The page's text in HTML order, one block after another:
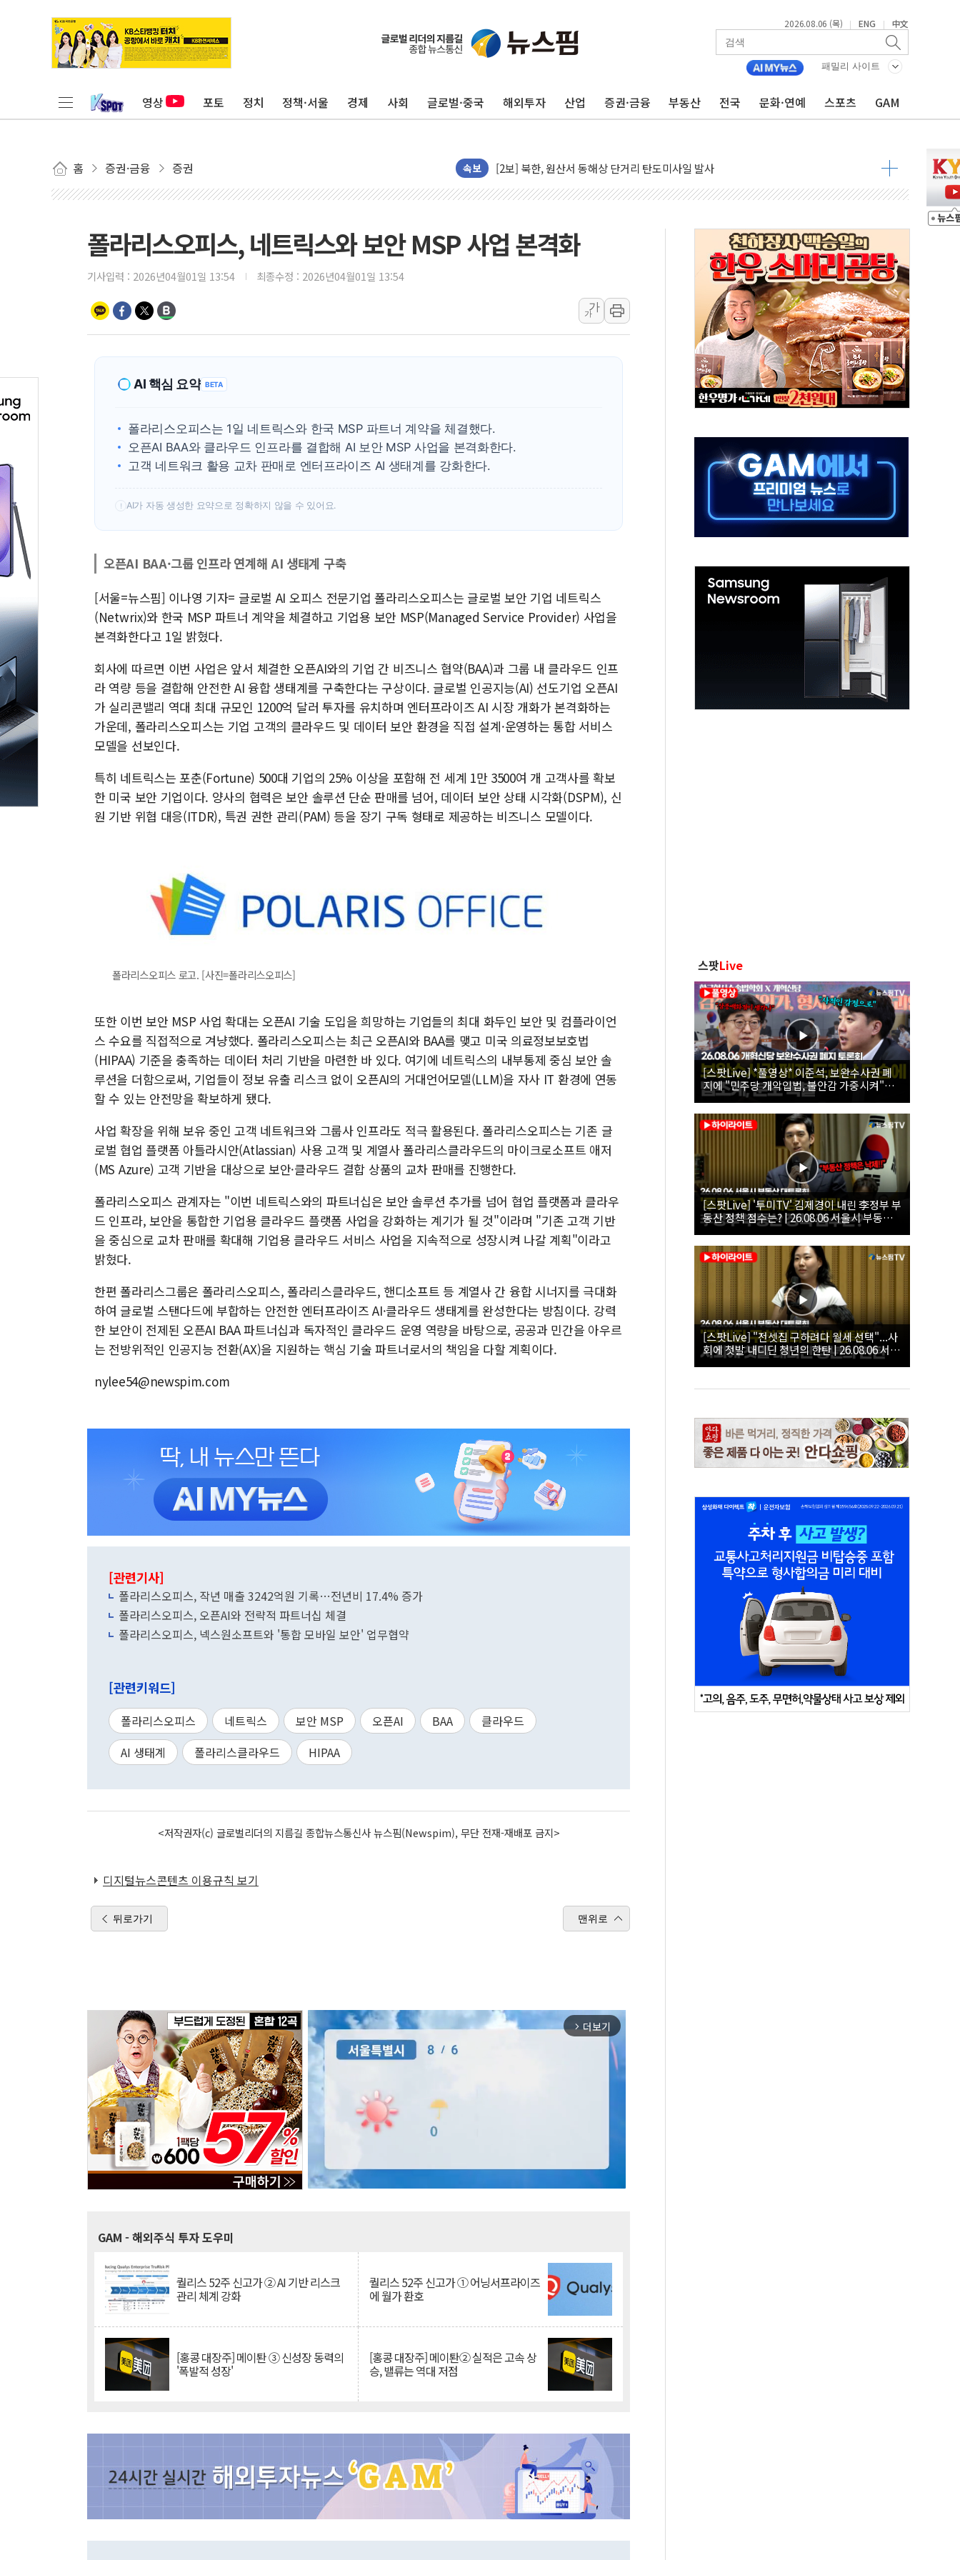
2026.08.06 (목) | ENG | 中文
패밀리 사이트
영상 포토 정치 정책·서울 경제 사회 글로벌·중국 해외투자 산업 증권·금융 부동산 전국 문화·연예 스포츠 GAM
홈 증권·금융 증권 속보
[코인 시황] 비트코인, ETF 자금 유입에도 박스권…美 암호화폐 법안 처리 여부도 변수
[르포] 39도 폭염 속 잠실 개표소 시위 '62일째'..."대부분 여기서 상주"
빚투·레버리지 줄었지만, 반도체 두 종목에 코스피 '휘청'
양주 가전제품 창고서 화재…차량 3대·건물 1동 전소
종로·중구 오피스 78%가 준공 10년 이상…리뉴얼이 경쟁력 가른다
법원, '관저 이전 봐주기 감사' 유병호 구속적부심 기각
우크라, 러 탄도미사일 공격에 속수무책… 패트리엇 미사일 지원, 작년의 3분의 1
"5.18은 북한 지령" 설교한 목사 불구속 송치
[종합] 특검, '양평' 원희룡 2차 조사…'당정대 회의' 한동훈·방기선 수사도 속도
[내일날씨] 절기상 '입추'에 폭염 절정…서울 한낮 39도
제천 바이오밸리 공장 옥상서 불…30여분 만에 진화
개혁신당 "민주, '盧 수사' 악연으로 형사사법 틀 바꿔…국민 불안감 가중"
CJ온스타일, 2분기 영업익 260억원…전년 比 21.2%↑
AI 연산은 포항, 전력 저장은 영광…지역펀드 9·10호 확정
[IPO] 니어스랩 "피지컬 AI 자율비행 기술로 글로벌 방산 시장 공략"
폴라리스오피스, 네트릭스와 보안 MSP 사업 본격화
기사입력 : 2026년04월01일 13:54 최종수정 : 2026년04월01일 13:54
가
가
AI 핵심 요약 BETA
폴라리스오피스는 1일 네트릭스와 한국 MSP 파트너 계약을 체결했다.
오픈AI BAA와 클라우드 인프라를 결합해 AI 보안 MSP 사업을 본격화한다.
고객 네트워크 활용 교차 판매로 엔터프라이즈 AI 생태계를 강화한다.
! AI가 자동 생성한 요약으로 정확하지 않을 수 있어요.
오픈AI BAA·그룹 인프라 연계해 AI 생태계 구축
[서울=뉴스핌] 이나영 기자= 글로벌 AI 오피스 전문기업 폴라리스오피스는 글로벌 보안 기업 네트릭스
(Netwrix)와 한국 MSP 파트너 계약을 체결하고 기업용 보안 MSP(Managed Service Provider) 사업을
본격화한다고 1일 밝혔다.
회사에 따르면 이번 사업은 앞서 체결한 오픈AI와의 기업 간 비즈니스 협약(BAA)과 그룹 내 클라우드 인프
라 역량 등을 결합해 안전한 AI 융합 생태계를 구축한다는 구상이다. 글로벌 인공지능(AI) 선도기업 오픈AI
가 실리콘밸리 역대 최대 규모인 1200억 달러 투자를 유치하며 엔터프라이즈 AI 시장 개화가 본격화하는
가운데, 폴라리스오피스는 기업 고객의 클라우드 및 데이터 보안 환경을 직접 설계·운영하는 통합 서비스
모델을 선보인다.
특히 네트릭스는 포춘(Fortune) 500대 기업의 25% 이상을 포함해 전 세계 1만 3500여 개 고객사를 확보
한 미국 보안 기업이다. 양사의 협력은 보안 솔루션 단순 판매를 넘어, 데이터 보안 상태 시각화(DSPM), 신
원 기반 위협 대응(ITDR), 특권 권한 관리(PAM) 등을 장기 구독 형태로 제공하는 비즈니스 모델이다.
폴라리스오피스 로고. [사진=폴라리스오피스]
또한 이번 보안 MSP 사업 확대는 오픈AI 기술 도입을 희망하는 기업들의 최대 화두인 보안 및 컴플라이언
스 수요를 직접적으로 겨냥했다. 폴라리스오피스는 최근 오픈AI와 BAA를 맺고 미국 의료정보보호법
(HIPAA) 기준을 충족하는 데이터 처리 기반을 마련한 바 있다. 여기에 네트릭스의 내부통제 중심 보안 솔
루션을 더함으로써, 기업들이 정보 유출 리스크 없이 오픈AI의 거대언어모델(LLM)을 자사 IT 환경에 연동
할 수 있는 안전망을 확보하게 됐다.
사업 확장을 위해 보유 중인 고객 네트워크와 그룹사 인프라도 적극 활용된다. 폴라리스오피스는 기존 글
로벌 협업 플랫폼 아틀라시안(Atlassian) 사용 고객 및 계열사 폴라리스클라우드의 마이크로소프트 애저
(MS Azure) 고객 기반을 대상으로 보안·클라우드 결합 상품의 교차 판매를 진행한다.
폴라리스오피스 관계자는 "이번 네트릭스와의 파트너십은 보안 솔루션 추가를 넘어 협업 플랫폼과 클라우
드 인프라, 보안을 통합한 기업용 클라우드 플랫폼 사업을 강화하는 계기가 될 것"이라며 "기존 고객 기반
을 중심으로 교차 판매를 확대해 기업용 클라우드 서비스 사업을 지속적으로 성장시켜 나갈 계획"이라고
밝혔다.
한편 폴라리스그룹은 폴라리스오피스, 폴라리스클라우드, 핸디소프트 등 계열사 간 융합 시너지를 극대화
하여 글로벌 스탠다드에 부합하는 안전한 엔터프라이즈 AI·클라우드 생태계를 완성한다는 방침이다. 강력
한 보안이 전제된 오픈AI BAA 파트너십과 독자적인 클라우드 운영 역량을 바탕으로, 공공과 민간을 아우르
는 전방위적인 인공지능 전환(AX)을 지원하는 핵심 기술 파트너로서의 책임을 다할 계획이다.
nylee54@newspim.com
[관련기사]
폴라리스오피스, 작년 매출 3242억원 기록…전년비 17.4% 증가
폴라리스오피스, 오픈AI와 전략적 파트너십 체결
폴라리스오피스, 넥스원소프트와 '통합 모바일 보안' 업무협약
[관련키워드]
폴라리스오피스 네트릭스 보안 MSP 오픈AI BAA
클라우드
AI 생태계
폴라리스클라우드 HIPAA
<저작권자(c) 글로벌리더의 지름길 종합뉴스통신사 뉴스핌(Newspim), 무단 전재-재배포 금지>
디지털뉴스콘텐츠 이용규칙 보기
뒤로가기 맨위로
arrow_forward_ios 더보기
GAM - 해외주식 투자 도우미
퀄리스 52주 신고가 ② AI 기반 리스크
관리 체계 강화
퀄리스 52주 신고가 ① 어닝서프라이즈
에 월가 환호
[홍콩 대장주] 메이퇀 ③ 신성장 동력의
'폭발적 성장'
[홍콩 대장주] 메이퇀② 실적은 고속 상
승, 밸류는 역대 저점
스팟Live
[스팟Live] *풀영상* 이준석, 보완수사권 폐
지에 "민주당 개악입법, 불안감 가중시켜"｜
26.08.06 개혁신당 보완수사권 폐지 토론회
[스팟Live] '투미TV' 김제경이 내린 李정부 부
동산 정책 점수는? | 26.08.06 서울시 부동산
대토론회
[스팟Live] "전셋집 구하려다 월세 선택"...사
회에 첫발 내디딘 청년의 한탄 | 26.08.06 서울
시 부동산 대토론회